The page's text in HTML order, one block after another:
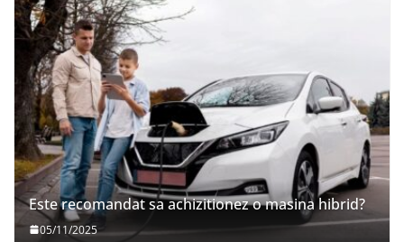
Este recomandat sa achizitionez o masina hibrid?
05/11/2025